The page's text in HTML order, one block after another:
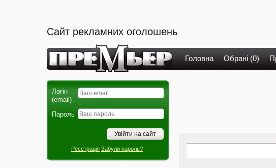
Сайт рекламних оголошень
Головна Обрані (0)
Логін
(email)
Пароль
Реєстрація Забули пароль?